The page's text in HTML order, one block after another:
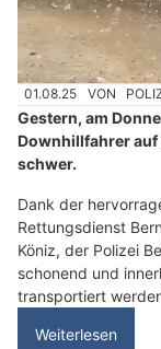
01.08.25 VON
Gestern, am
Downhillfahrer auf
schwer.
Dank der
Rettungsdienst
Köniz, der Polizei
schonend und
transportiert
Weiterlesen